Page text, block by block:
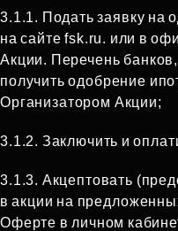
3.1.1. Подать заявку на
на сайте fsk.ru. или в
Акции. Перечень
получить одобрение
Организатором Акции;
3.1.2. Заключить и
3.1.3. Акцептовать
в акции на
Оферте в личном